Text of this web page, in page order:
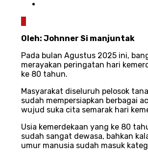
Oleh: Johnner Si manjuntak
Pada bulan Agustus 2025 ini,
merayakan peringatan hari
ke 80 tahun.
Masyarakat diseluruh pelosok
sudah mempersiapkan berbagai
wujud suka cita semarak hari
Usia kemerdekaan yang ke 80
sudah sangat dewasa, bahkan
umur manusia sudah masuk